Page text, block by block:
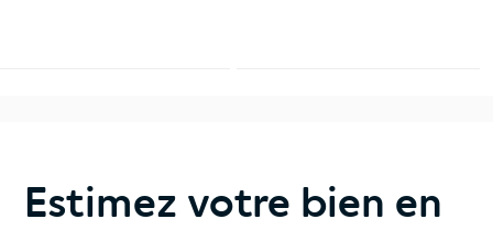
Estimez votre bien en